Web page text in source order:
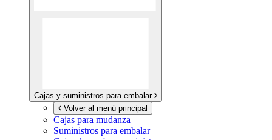
Cajas y suministros para embalar
Volver al menú principal
Cajas para mudanza
Suministros para embalar